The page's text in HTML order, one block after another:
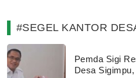
#SEGEL KANTOR
Pemda Sigi
Desa